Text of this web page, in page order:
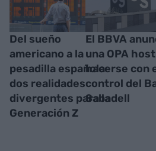
Del sueño
americano a la
pesadilla española:
dos realidades
divergentes para la
Generación Z
El BBVA
una OPA
hacerse con
control del
Sabadell